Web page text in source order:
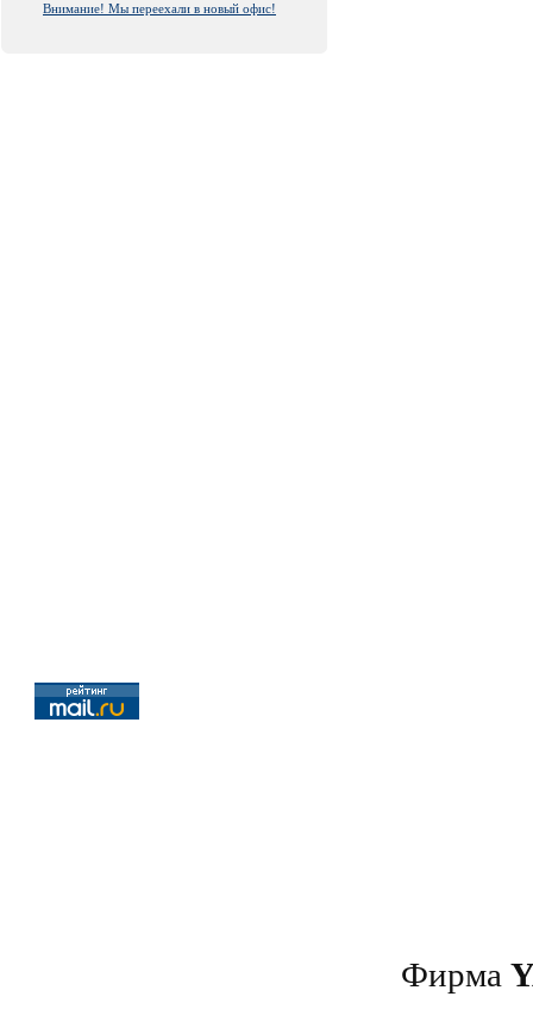
Внимание! Мы переехали в новый офис!
Фирма